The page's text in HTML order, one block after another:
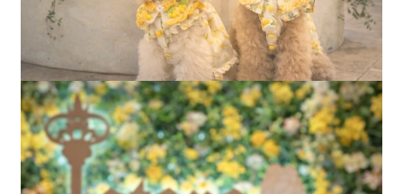
BBQテラス＆Cafe Restaurant